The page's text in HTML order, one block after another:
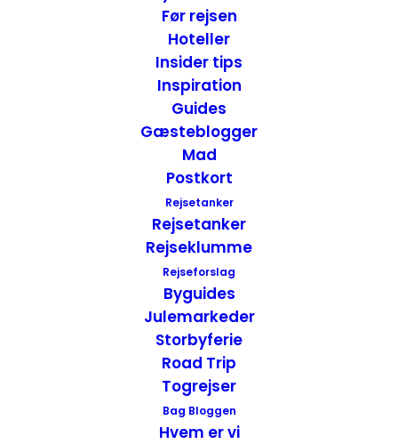
Før rejsen
Hoteller
Insider tips
Inspiration
Guides
Gæsteblogger
Mad
Postkort
Rejsetanker
Rejsetanker
Rejseklumme
Rejseforslag
Byguides
Julemarkeder
Storbyferie
Road Trip
Togrejser
Bag Bloggen
Hvem er vi